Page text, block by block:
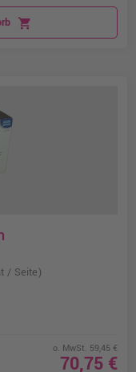
shopping_cart
/ Seite)
o. MwSt. 59,45 €
70,75 €